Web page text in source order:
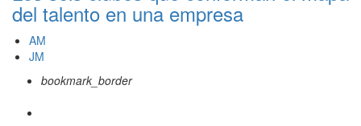
del talento en una empresa
AM
JM
bookmark_border